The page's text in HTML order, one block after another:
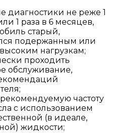
диагностики не реже 1
1 раза в 6 месяцев,
старый,
подержанным или
нагрузкам;
проходить
обслуживание,
частоту
с использованием
(в идеале,
жидкости;